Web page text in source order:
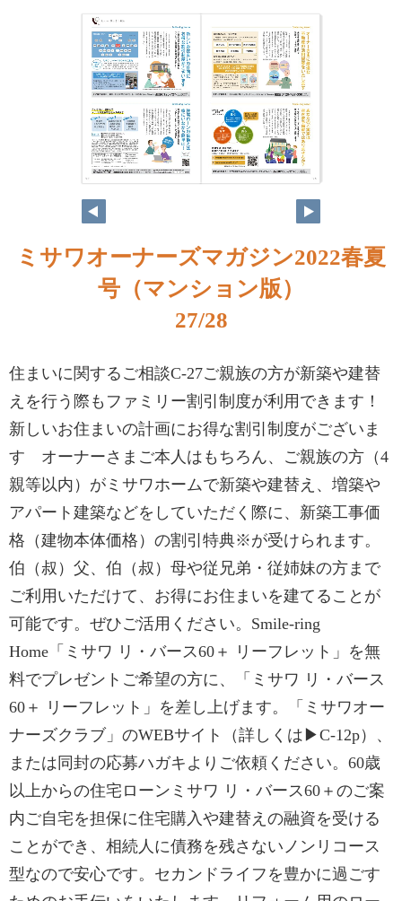
ミサワオーナーズマガジン2022春夏
号（マンション版）
27/28
住まいに関するご相談C-27ご親族の方が新築や建替
えを行う際もファミリー割引制度が利用できます！
新しいお住まいの計画にお得な割引制度がございま
す オーナーさまご本人はもちろん、ご親族の方（4
親等以内）がミサワホームで新築や建替え、増築や
アパート建築などをしていただく際に、新築工事価
格（建物本体価格）の割引特典※が受けられます。
伯（叔）父、伯（叔）母や従兄弟・従姉妹の方まで
ご利用いただけて、お得にお住まいを建てることが
可能です。ぜひご活用ください。Smile-ring
Home「ミサワ リ・バース60＋ リーフレット」を無
料でプレゼントご希望の方に、「ミサワ リ・バース
60＋ リーフレット」を差し上げます。「ミサワオー
ナーズクラブ」のWEBサイト（詳しくは▶C-12p）、
または同封の応募ハガキよりご依頼ください。60歳
以上からの住宅ローンミサワ リ・バース60＋のご案
内ご自宅を担保に住宅購入や建替えの融資を受ける
ことができ、相続人に債務を残さないノンリコース
型なので安心です。セカンドライフを豊かに過ごす